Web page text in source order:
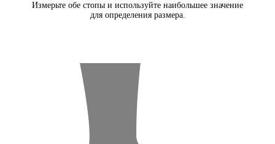
Измерьте обе стопы и используйте наибольшее значение
для определения размера.